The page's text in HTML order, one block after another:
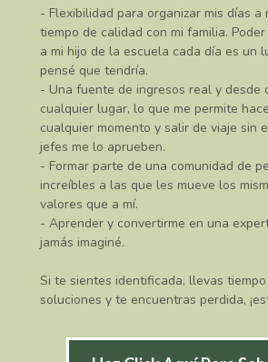
- Flexibilidad para organizar mis días a
tiempo de calidad con mi familia.
a mi hijo de la escuela cada día es un
pensé que tendría.
- Una fuente de ingresos real y desde
cualquier lugar, lo que me permite
cualquier momento y salir de viaje sin
jefes me lo aprueben.
- Formar parte de una comunidad de
increíbles a las que les mueve los
valores que a mí.
- Aprender y convertirme en una
jamás imaginé.
Si te sientes identificada, llevas
soluciones y te encuentras perdida,